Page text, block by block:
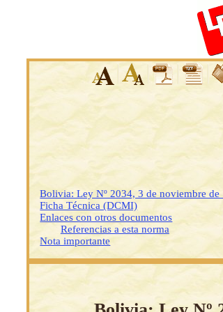
Bolivia: Ley Nº 2034, 3 de noviembre de
Ficha Técnica (DCMI)
Enlaces con otros documentos
Referencias a esta norma
Nota importante